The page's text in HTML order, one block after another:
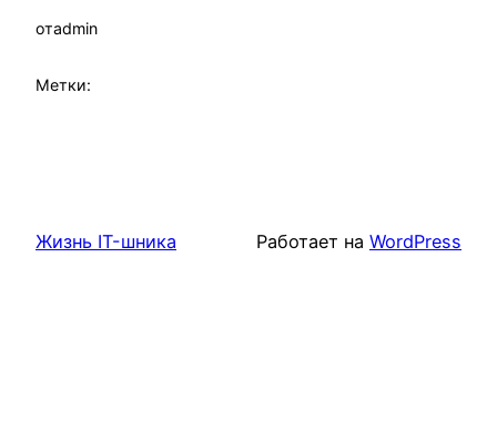
отadmin
Метки:
Жизнь IT-шника Работает на WordPress